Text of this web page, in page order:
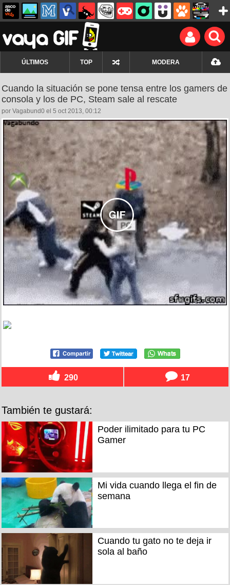
ÚLTIMOS TOP MODERA
Cuando la situación se pone tensa entre los gamers de
consola y los de PC, Steam sale al rescate
por Vagabund0 el 5 oct 2013, 00:12
290 17
También te gustará:
Poder ilimitado para tu PC
Gamer
Mi vida cuando llega el fin de
semana
Cuando tu gato no te deja ir
sola al baño